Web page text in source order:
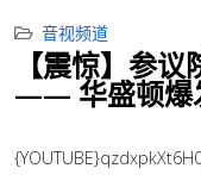
音视频道
【震惊】参
—— 华盛顿爆